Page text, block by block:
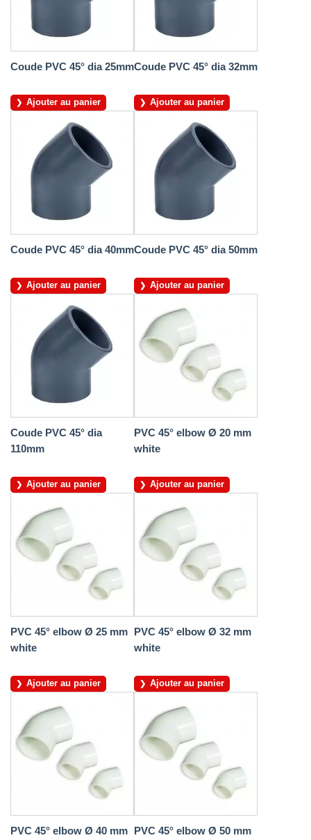
Coude PVC 45° dia 25mm
Ajouter au panier
Coude PVC 45° dia 32mm
Ajouter au panier
Coude PVC 45° dia 40mm
Ajouter au panier
Coude PVC 45° dia 50mm
Ajouter au panier
Coude PVC 45° dia
110mm
Ajouter au panier
PVC 45° elbow Ø 20 mm
white
Ajouter au panier
PVC 45° elbow Ø 25 mm
white
Ajouter au panier
PVC 45° elbow Ø 32 mm
white
Ajouter au panier
PVC 45° elbow Ø 40 mm PVC 45° elbow Ø 50 mm